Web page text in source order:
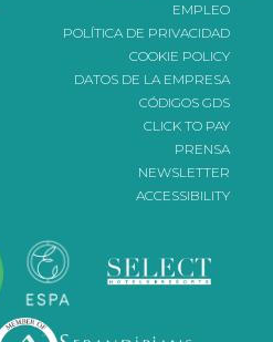
EMPLEO
POLÍTICA DE PRIVACIDAD
COOKIE POLICY
DATOS DE LA EMPRESA
CÓDIGOS GDS
CLICK TO PAY
PRENSA
NEWSLETTER
ACCESSIBILITY